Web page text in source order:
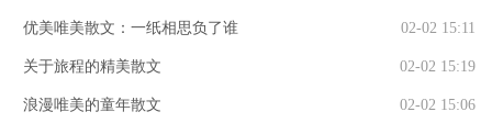
优美唯美散文：一纸相思负了谁 02-02 15:11
关于旅程的精美散文 02-02 15:19
浪漫唯美的童年散文 02-02 15:06